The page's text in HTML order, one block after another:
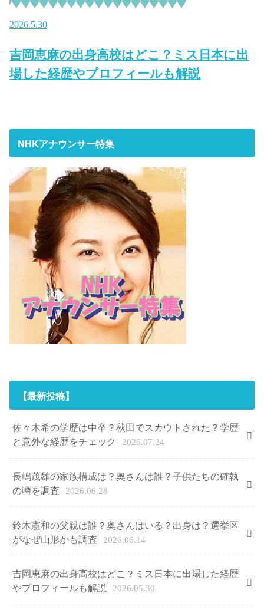
2026.5.30
吉岡恵麻の出身高校はどこ？ミス日本に出
場した経歴やプロフィールも解説
NHKアナウンサー特集
【最新投稿】
佐々木希の学歴は中卒？秋田でスカウトされた？学歴
と意外な経歴をチェック
2026.07.24
長嶋茂雄の家族構成は？奥さんは誰？子供たちの確執
の噂を調査
2026.06.28
鈴木憲和の父親は誰？奥さんはいる？出身は？選挙区
がなぜ山形かも調査
2026.06.14
吉岡恵麻の出身高校はどこ？ミス日本に出場した経歴
やプロフィールも解説
2026.05.30